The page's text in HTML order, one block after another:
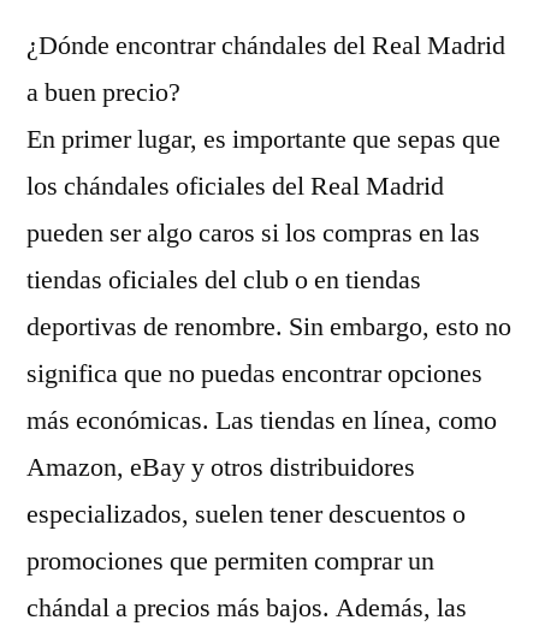
¿Dónde encontrar chándales del Real Madrid
a buen precio?
En primer lugar, es importante que sepas que
los chándales oficiales del Real Madrid
pueden ser algo caros si los compras en las
tiendas oficiales del club o en tiendas
deportivas de renombre. Sin embargo, esto no
significa que no puedas encontrar opciones
más económicas. Las tiendas en línea, como
Amazon, eBay y otros distribuidores
especializados, suelen tener descuentos o
promociones que permiten comprar un
chándal a precios más bajos. Además, las